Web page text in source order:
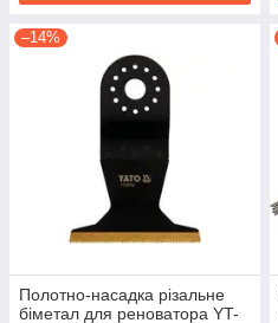
–14%
Полотно-насадка різальне
біметал для реноватора YT-